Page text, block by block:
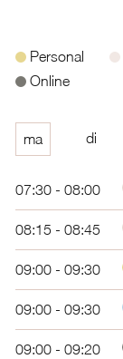
Personal
Online
ma di
07:30 - 08:00
08:15 - 08:45
09:00 - 09:30
09:00 - 09:30
09:00 - 09:20